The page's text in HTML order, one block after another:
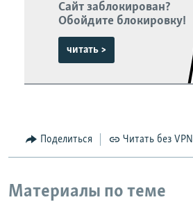
Сайт заблокирован?
Обойдите блокировку!
читать >
Поделиться Читать без VPN
Материалы по теме